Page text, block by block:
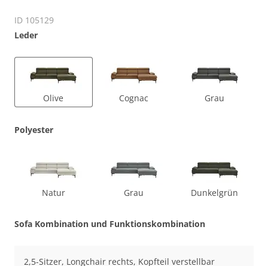
ID 105129
Leder
Olive Cognac Grau
Polyester
Natur Grau Dunkelgrün
Sofa Kombination und Funktionskombination
2,5-Sitzer, Longchair rechts, Kopfteil verstellbar